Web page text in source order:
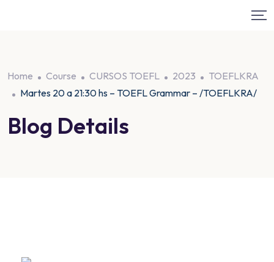
Home Course CURSOS TOEFL 2023
TOEFLKRA
Martes 20 a 21:30 hs – TOEFL Grammar – /TOEFLKRA/
Blog Details